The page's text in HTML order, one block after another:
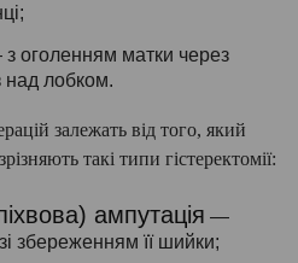
оголенням матки через
над лобком.
залежать від того, який
такі типи гістеректомії:
ампутація —
збереженням її шийки;